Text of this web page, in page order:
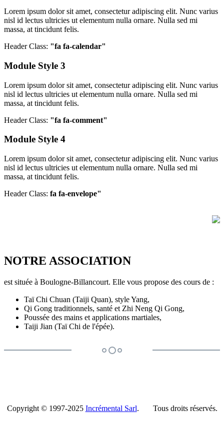
Lorem ipsum dolor sit amet, consectetur adipiscing elit. Nunc varius
nisl id lectus ultricies ut elementum nulla ornare. Nulla sed mi
massa, at tincidunt felis.
Header Class: "fa fa-calendar"
Module Style 3
Lorem ipsum dolor sit amet, consectetur adipiscing elit. Nunc varius
nisl id lectus ultricies ut elementum nulla ornare. Nulla sed mi
massa, at tincidunt felis.
Header Class: "fa fa-comment"
Module Style 4
Lorem ipsum dolor sit amet, consectetur adipiscing elit. Nunc varius
nisl id lectus ultricies ut elementum nulla ornare. Nulla sed mi
massa, at tincidunt felis.
Header Class: fa fa-envelope"
NOTRE ASSOCIATION
est située à Boulogne-Billancourt. Elle vous propose des cours de :
Taï Chi Chuan (Taiji Quan), style Yang,
Qi Gong traditionnels, santé et Zhi Neng Qi Gong,
Poussée des mains et applications martiales,
Taiji Jian (Taï Chi de l'épée).
Copyright © 1997-2025 Incrémental Sarl. Tous droits réservés.